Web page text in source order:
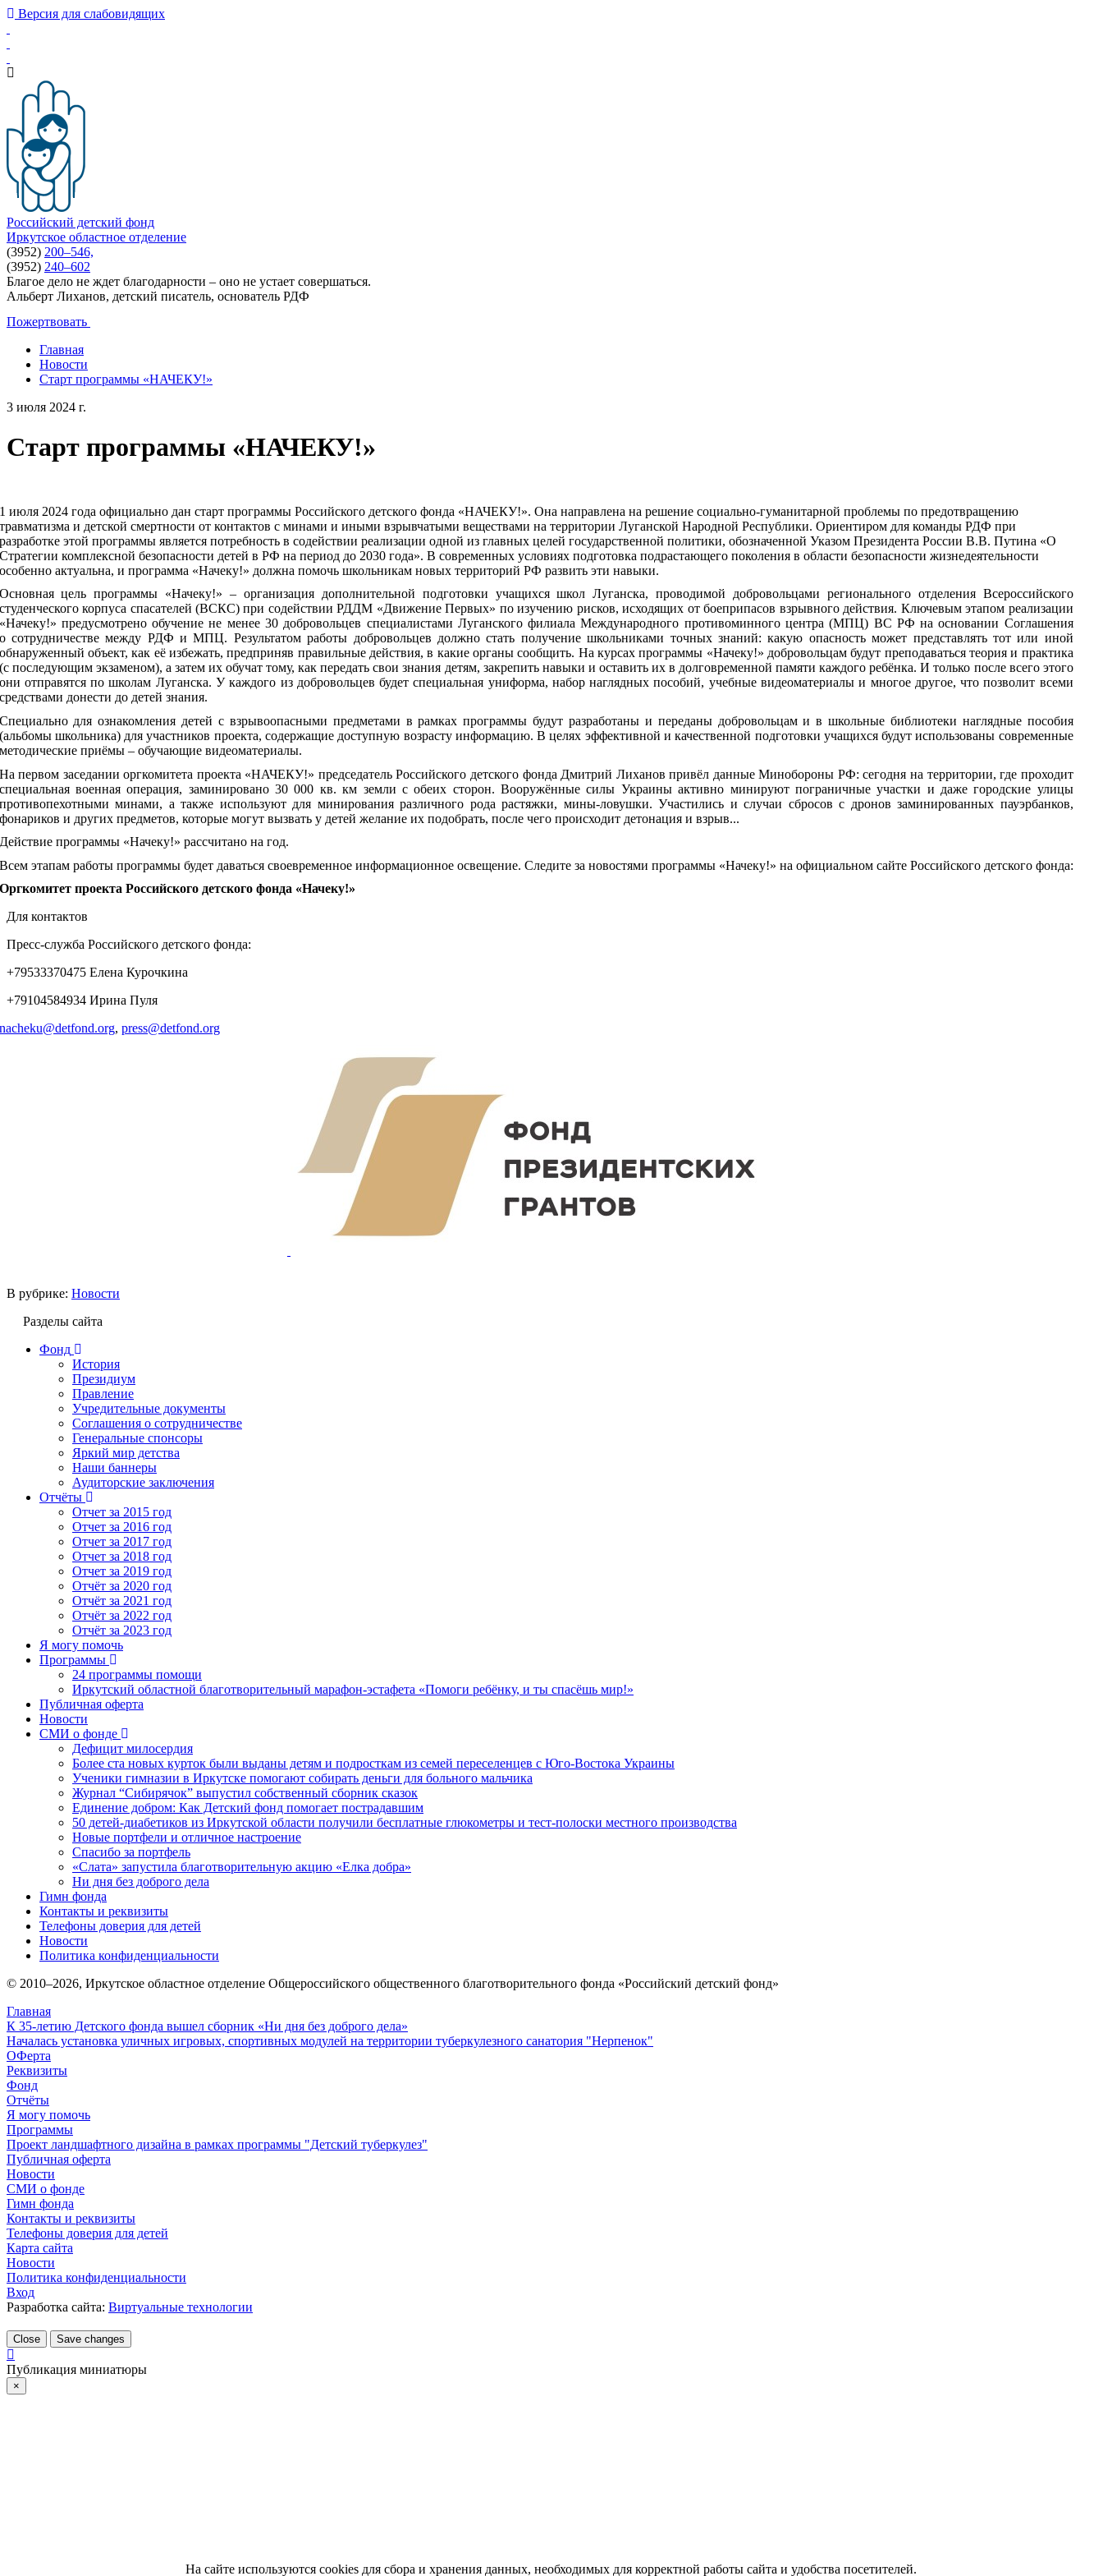
Версия для слабовидящих
Российский детский фонд
Иркутское областное отделение
(3952) 200–546,
(3952) 240–602
Благое дело не ждет благодарности – оно не устает совершаться.
Альберт Лиханов, детский писатель, основатель РДФ
Пожертвовать
Главная
Новости
Старт программы «НАЧЕКУ!»
3 июля 2024 г.
Старт программы «НАЧЕКУ!»
июля 2024 года официально дан старт программы Российского детского фонда «НАЧЕКУ!». Она направлена на решение социально-гуманитарной проблемы по предотвращению
и детской смертности от контактов с минами и иными взрывчатыми веществами на территории Луганской Народной Республики. Ориентиром для команды РДФ при
этой программы является потребность в содействии реализации одной из главных целей государственной политики, обозначенной Указом Президента России В.В. Путина «О
комплексной безопасности детей в РФ на период до 2030 года». В современных условиях подготовка подрастающего поколения в области безопасности жизнедеятельности
актуальна, и программа «Начеку!» должна помочь школьникам новых территорий РФ развить эти навыки.
цель программы «Начеку!» – организация дополнительной подготовки учащихся школ Луганска, проводимой добровольцами регионального отделения Всероссийского
корпуса спасателей (ВСКС) при содействии РДДМ «Движение Первых» по изучению рисков, исходящих от боеприпасов взрывного действия. Ключевым этапом реализации
предусмотрено обучение не менее 30 добровольцев специалистами Луганского филиала Международного противоминного центра (МПЦ) ВС РФ на основании Соглашения
сотрудничестве между РДФ и МПЦ. Результатом работы добровольцев должно стать получение школьниками точных знаний: какую опасность может представлять тот или иной
объект, как её избежать, предприняв правильные действия, в какие органы сообщить. На курсах программы «Начеку!» добровольцам будут преподаваться теория и практика
последующим экзаменом), а затем их обучат тому, как передать свои знания детям, закрепить навыки и оставить их в долговременной памяти каждого ребёнка. И только после всего этого
отправятся по школам Луганска. У каждого из добровольцев будет специальная униформа, набор наглядных пособий, учебные видеоматериалы и многое другое, что позволит всеми
донести до детей знания.
для ознакомления детей с взрывоопасными предметами в рамках программы будут разработаны и переданы добровольцам и в школьные библиотеки наглядные пособия
школьника) для участников проекта, содержащие доступную возрасту информацию. В целях эффективной и качественной подготовки учащихся будут использованы современные
приёмы – обучающие видеоматериалы.
первом заседании оргкомитета проекта «НАЧЕКУ!» председатель Российского детского фонда Дмитрий Лиханов привёл данные Минобороны РФ: сегодня на территории, где проходит
военная операция, заминировано 30 000 кв. км земли с обеих сторон. Вооружённые силы Украины активно минируют пограничные участки и даже городские улицы
минами, а также используют для минирования различного рода растяжки, мины-ловушки. Участились и случаи сбросов с дронов заминированных пауэрбанков,
и других предметов, которые могут вызвать у детей желание их подобрать, после чего происходит детонация и взрыв...
программы «Начеку!» рассчитано на год.
этапам работы программы будет даваться своевременное информационное освещение. Следите за новостями программы «Начеку!» на официальном сайте Российского детского фонда:
проекта Российского детского фонда «Начеку!»
Для контактов
Пресс-служба Российского детского фонда:
+79533370475 Елена Курочкина
+79104584934 Ирина Пуля
, press@detfond.org
В рубрике: Новости
Разделы сайта
Фонд
История
Президиум
Правление
Учредительные документы
Соглашения о сотрудничестве
Генеральные спонсоры
Яркий мир детства
Наши баннеры
Аудиторские заключения
Отчёты
Отчет за 2015 год
Отчет за 2016 год
Отчет за 2017 год
Отчет за 2018 год
Отчет за 2019 год
Отчёт за 2020 год
Отчёт за 2021 год
Отчёт за 2022 год
Отчёт за 2023 год
Я могу помочь
Программы
24 программы помощи
Иркутский областной благотворительный марафон-эстафета «Помоги ребёнку, и ты спасёшь мир!»
Публичная оферта
Новости
СМИ о фонде
Дефицит милосердия
Более ста новых курток были выданы детям и подросткам из семей переселенцев с Юго-Востока Украины
Ученики гимназии в Иркутске помогают собирать деньги для больного мальчика
Журнал “Сибирячок” выпустил собственный сборник сказок
Единение добром: Как Детский фонд помогает пострадавшим
50 детей-диабетиков из Иркутской области получили бесплатные глюкометры и тест-полоски местного производства
Новые портфели и отличное настроение
Спасибо за портфель
«Слата» запустила благотворительную акцию «Елка добра»
Ни дня без доброго дела
Гимн фонда
Контакты и реквизиты
Телефоны доверия для детей
Новости
Политика конфиденциальности
© 2010–2026, Иркутское областное отделение Общероссийского общественного благотворительного фонда «Российский детский фонд»
Главная
К 35-летию Детского фонда вышел сборник «Ни дня без доброго дела»
Началась установка уличных игровых, спортивных модулей на территории туберкулезного санатория "Нерпенок"
ОФерта
Реквизиты
Фонд
Отчёты
Я могу помочь
Программы
Проект ландшафтного дизайна в рамках программы "Детский туберкулез"
Публичная оферта
Новости
СМИ о фонде
Гимн фонда
Контакты и реквизиты
Телефоны доверия для детей
Карта сайта
Новости
Политика конфиденциальности
Вход
Разработка сайта: Виртуальные технологии
Close Save changes
Публикация миниатюры
×
На сайте используются cookies для сбора и хранения данных, необходимых для корректной работы сайта и удобства посетителей.